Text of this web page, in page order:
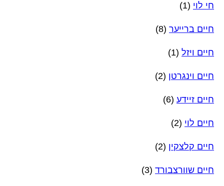
חי לוי (1)
חיים ברייער (8)
חיים ויזל (1)
חיים וינגרטן (2)
חיים זיידע (6)
חיים לוי (2)
חיים קלצקין (2)
חיים שוורצבורד (3)